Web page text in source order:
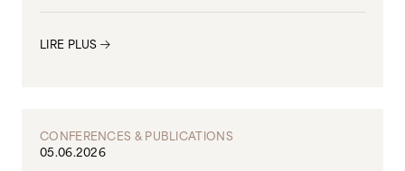
LIRE PLUS
CONFERENCES & PUBLICATIONS
05.06.2026